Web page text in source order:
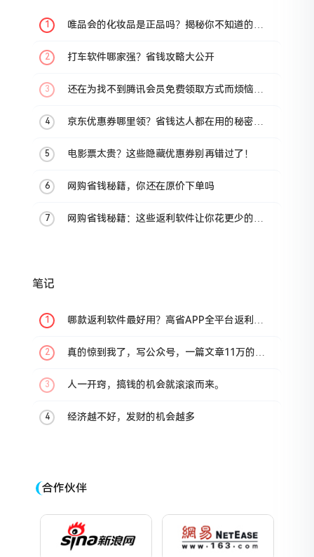
唯品会的化妆品是正品吗？揭秘你不知道的真
打车软件哪家强？省钱攻略大公开
还在为找不到腾讯会员免费领取方式而烦恼
京东优惠券哪里领？省钱达人都在用的秘密武
电影票太贵？这些隐藏优惠券别再错过了！
网购省钱秘籍，你还在原价下单吗
网购省钱秘籍：这些返利软件让你花更少的钱
笔记
哪款返利软件最好用？高省APP全平台返利实
真的惊到我了，写公众号，一篇文章11万的收
人一开窍，搞钱的机会就滚滚而来。
经济越不好，发财的机会越多
合作伙伴